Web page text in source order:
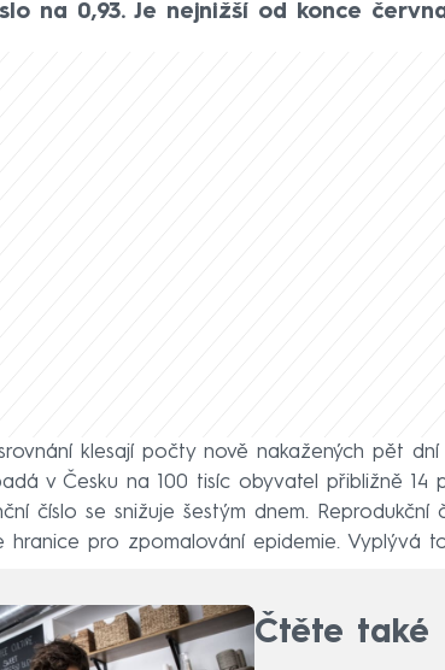
na 0,93. Je nejnižší od konce
klesají počty nově nakažených pět
v Česku na 100 tisíc obyvatel přibližně 14
číslo se snižuje šestým dnem.
hranice pro zpomalování epidemie. Vyplývá
Čtěte také